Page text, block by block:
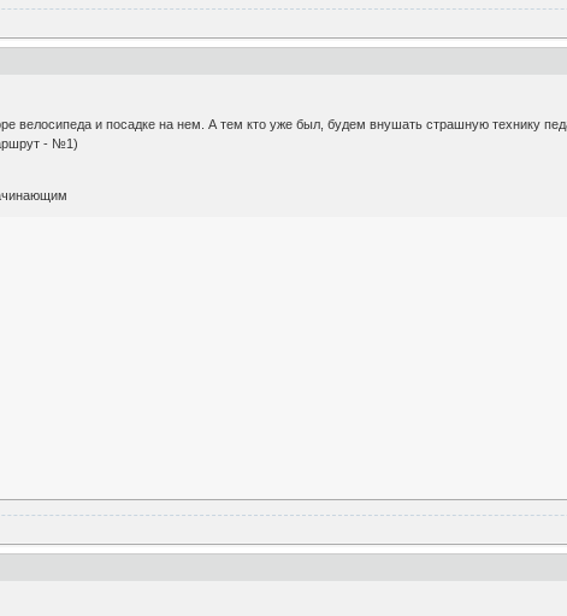
велосипеда и посадке на нем. А тем кто уже был, будем внушать страшную технику
- №1)